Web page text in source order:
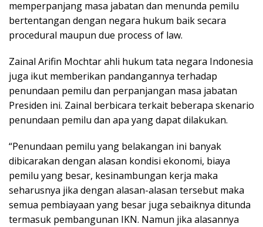
memperpanjang masa jabatan dan menunda pemilu
bertentangan dengan negara hukum baik secara
procedural maupun due process of law.
Zainal Arifin Mochtar ahli hukum tata negara Indonesia
juga ikut memberikan pandangannya terhadap
penundaan pemilu dan perpanjangan masa jabatan
Presiden ini. Zainal berbicara terkait beberapa skenario
penundaan pemilu dan apa yang dapat dilakukan.
“Penundaan pemilu yang belakangan ini banyak
dibicarakan dengan alasan kondisi ekonomi, biaya
pemilu yang besar, kesinambungan kerja maka
seharusnya jika dengan alasan-alasan tersebut maka
semua pembiayaan yang besar juga sebaiknya ditunda
termasuk pembangunan IKN. Namun jika alasannya